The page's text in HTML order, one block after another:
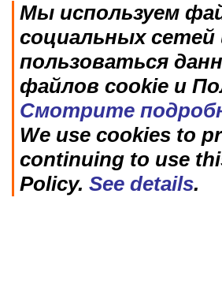
Мы используем
социальных
пользоваться
файлов cookie и
Смотрите
We use cookies to
continuing to use
Policy. See details.